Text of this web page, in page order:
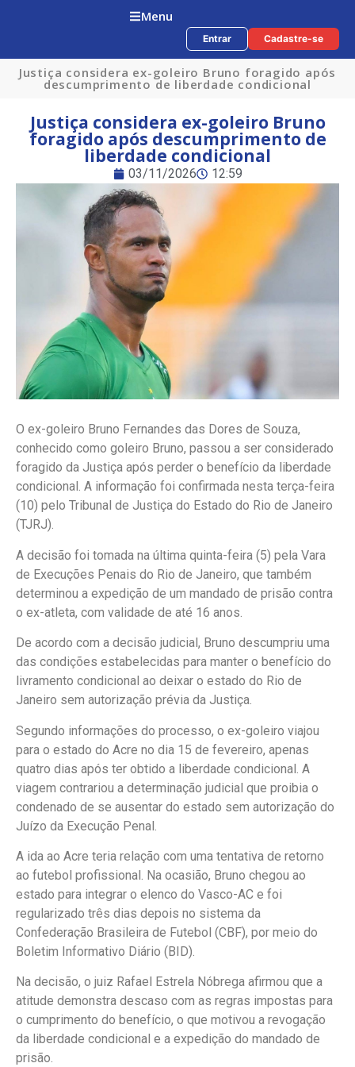
Menu
Entrar Cadastre-se
Justiça considera ex-goleiro Bruno foragido após
descumprimento de liberdade condicional
Justiça considera ex-goleiro Bruno
foragido após descumprimento de
liberdade condicional
03/11/2026 12:59
O ex-goleiro Bruno Fernandes das Dores de Souza,
conhecido como goleiro Bruno, passou a ser considerado
foragido da Justiça após perder o benefício da liberdade
condicional. A informação foi confirmada nesta terça-feira
(10) pelo Tribunal de Justiça do Estado do Rio de Janeiro
(TJRJ).
A decisão foi tomada na última quinta-feira (5) pela Vara
de Execuções Penais do Rio de Janeiro, que também
determinou a expedição de um mandado de prisão contra
o ex-atleta, com validade de até 16 anos.
De acordo com a decisão judicial, Bruno descumpriu uma
das condições estabelecidas para manter o benefício do
livramento condicional ao deixar o estado do Rio de
Janeiro sem autorização prévia da Justiça.
Segundo informações do processo, o ex-goleiro viajou
para o estado do Acre no dia 15 de fevereiro, apenas
quatro dias após ter obtido a liberdade condicional. A
viagem contrariou a determinação judicial que proibia o
condenado de se ausentar do estado sem autorização do
Juízo da Execução Penal.
A ida ao Acre teria relação com uma tentativa de retorno
ao futebol profissional. Na ocasião, Bruno chegou ao
estado para integrar o elenco do Vasco-AC e foi
regularizado três dias depois no sistema da
Confederação Brasileira de Futebol (CBF), por meio do
Boletim Informativo Diário (BID).
Na decisão, o juiz Rafael Estrela Nóbrega afirmou que a
atitude demonstra descaso com as regras impostas para
o cumprimento do benefício, o que motivou a revogação
da liberdade condicional e a expedição do mandado de
prisão.